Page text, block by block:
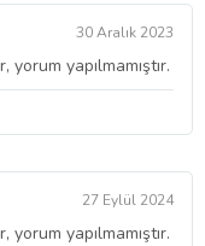
30 Aralık 2023
yapılmamıştır.
27 Eylül 2024
yapılmamıştır.